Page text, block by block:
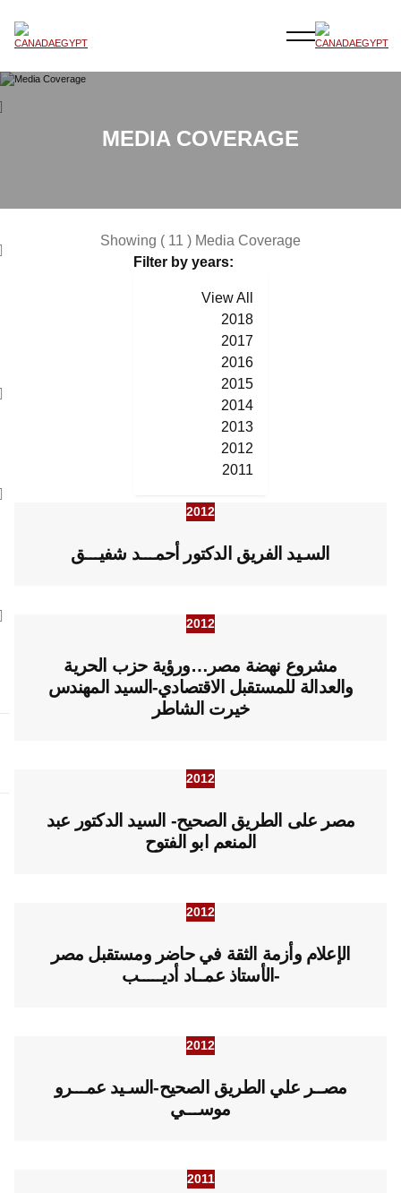
MEDIA COVERAGE
Showing ( 11 ) Media Coverage
Filter by years:
View All
2018
2017
2016
2015
2014
2013
2012
2011
2012
السـيد الفريق الدكتور أحمـــد شفيـــق
2012
مشروع نهضة مصر…ورؤية حزب الحرية
والعدالة للمستقبل الاقتصادي-السيد المهندس
خيرت الشاطر
2012
مصر على الطريق الصحيح- السيد الدكتور عبد
المنعم ابو الفتوح
2012
الإعلام وأزمة الثقة في حاضر ومستقبل مصر
-الأستاذ عمــاد أديـــــب
2012
مصــر علي الطريق الصحيح-السـيد عمـــرو
موســـي
2011